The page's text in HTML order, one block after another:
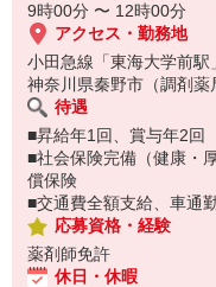
9時00分 〜 12時00分
アクセス・勤務地
小田急線「東海大学前駅
神奈川県秦野市（調剤薬
待遇
■昇給年1回、賞与年2回
■社会保険完備（健康・
償保険
■交通費全額支給、車通
応募資格・経験
薬剤師免許
休日・休暇